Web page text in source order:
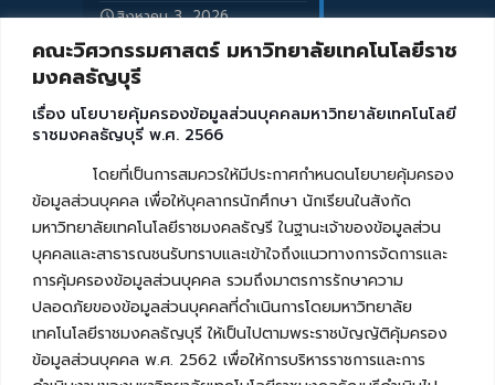
คณะวิศวกรรมศาสตร์ มหาวิทยาลัยเทคโนโลยีราช
มงคลธัญบุรี
เรื่อง นโยบายคุ้มครองข้อมูลส่วนบุคคลมหาวิทยาลัยเทคโนโลยี
ราชมงคลธัญบุรี พ.ศ. 2566
โดยที่เป็นการสมควรให้มีประกาศกำหนดนโยบายคุ้มครอง
ข้อมูลส่วนบุคคล เพื่อให้บุคลากรนักศึกษา นักเรียนในสังกัด
มหาวิทยาลัยเทคโนโลยีราชมงคลธัญรี ในฐานะเจ้าของข้อมูลส่วน
บุคคลและสาธารณชนรับทราบและเข้าใจถึงแนวทางการจัดการและ
การคุ้มครองข้อมูลส่วนบุคคล รวมถึงมาตรการรักษาความ
ปลอดภัยของข้อมูลส่วนบุคคลที่ดำเนินการโดยมหาวิทยาลัย
เทคโนโลยีราชมงคลธัญบุรี ให้เป็นไปตามพระราชบัญญัติคุ้มครอง
ข้อมูลส่วนบุคคล พ.ศ. 2562 เพื่อให้การบริหารราชการและการ
สิงหาคม 3, 2026